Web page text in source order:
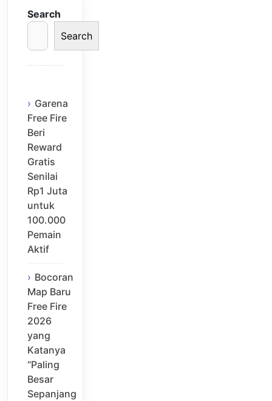
Search
Search
Garena
Free Fire
Beri
Reward
Gratis
Senilai
Rp1 Juta
untuk
100.000
Pemain
Aktif
Bocoran
Map Baru
Free Fire
2026
yang
Katanya
“Paling
Besar
Sepanjang